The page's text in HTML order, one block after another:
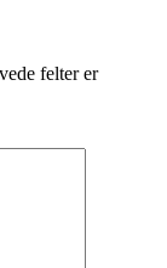
felter er